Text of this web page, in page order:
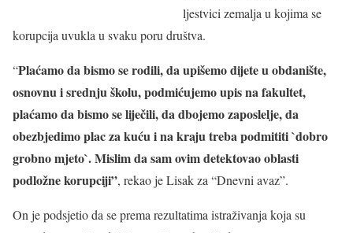
ljestvici zemalja u kojima se
korupcija uvukla u svaku poru društva.
“Plaćamo da bismo se rodili, da upišemo dijete u obdanište,
osnovnu i srednju školu, podmićujemo upis na fakultet,
plaćamo da bismo se liječili, da dbojemo zaposlelje, da
obezbjedimo plac za kuću i na kraju treba podmititi `dobro
grobno mjeto`. Mislim da sam ovim detektovao oblasti
podložne korupciji”, rekao je Lisak za “Dnevni avaz”.
On je podsjetio da se prema rezultatima istraživanja koja su